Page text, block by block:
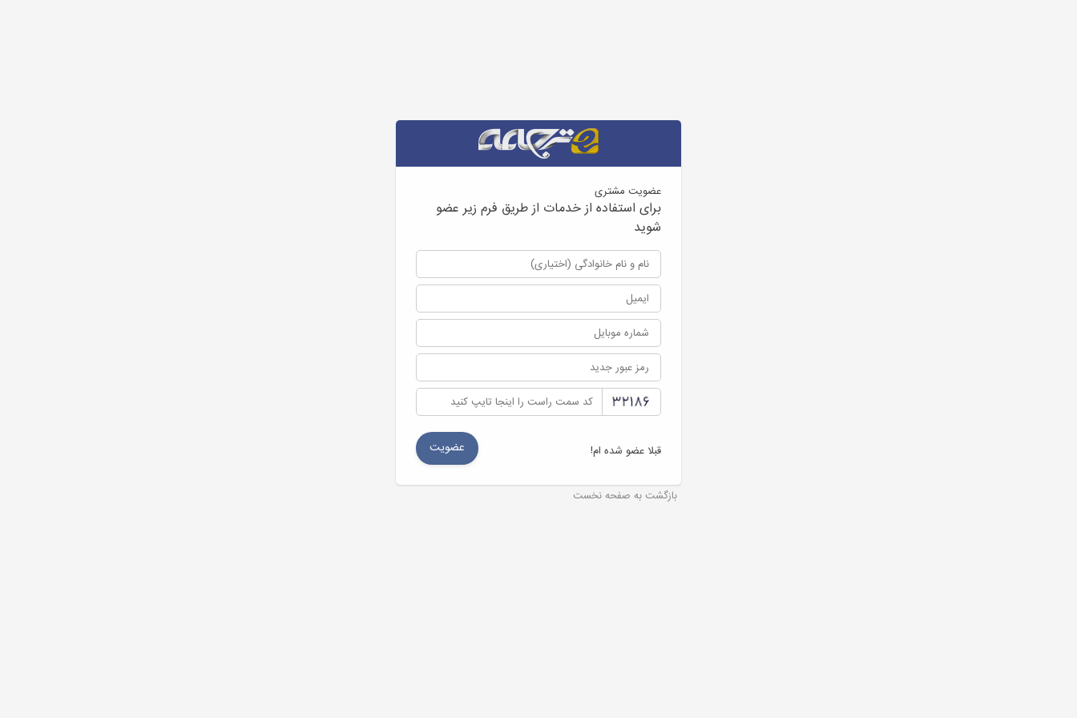
عضویت مشتری
برای استفاده از خدمات از طریق فرم زیر عضو
شوید
قبلا عضو شده ام!
بازگشت به صفحه نخست